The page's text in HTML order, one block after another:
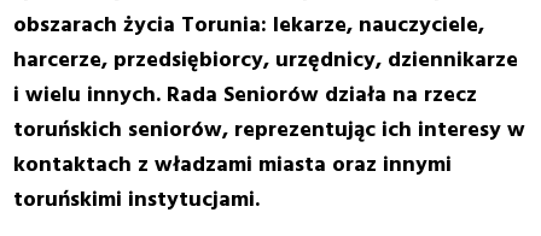
obszarach życia Torunia: lekarze, nauczyciele,
harcerze, przedsiębiorcy, urzędnicy, dziennikarze
i wielu innych. Rada Seniorów działa na rzecz
toruńskich seniorów, reprezentując ich interesy w
kontaktach z władzami miasta oraz innymi
toruńskimi instytucjami.